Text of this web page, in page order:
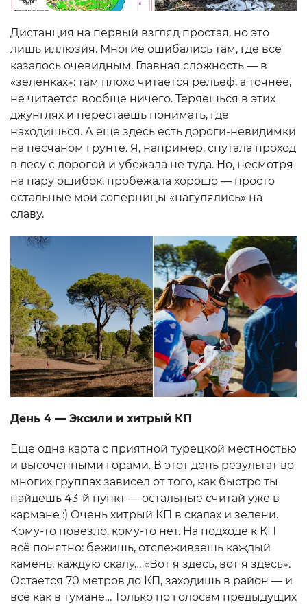
Дистанция на первый взгляд простая, но это
лишь иллюзия. Многие ошибались там, где всё
казалось очевидным. Главная сложность — в
«зеленках»: там плохо читается рельеф, а точнее,
не читается вообще ничего. Теряешься в этих
джунглях и перестаешь понимать, где
находишься. А еще здесь есть дороги-невидимки
на песчаном грунте. Я, например, спутала проход
в лесу с дорогой и убежала не туда. Но, несмотря
на пару ошибок, пробежала хорошо — просто
остальные мои соперницы «нагулялись» на
славу.
День 4 — Эксили и хитрый КП
Еще одна карта с приятной турецкой местностью
и высоченными горами. В этот день результат во
многих группах зависел от того, как быстро ты
найдешь 43-й пункт — остальные считай уже в
кармане :) Очень хитрый КП в скалах и зелени.
Кому-то повезло, кому-то нет. На подходе к КП
всё понятно: бежишь, отслеживаешь каждый
камень, каждую скалу… «Вот я здесь, вот я здесь».
Остается 70 метров до КП, заходишь в район — и
всё как в тумане… Только по голосам предыдущих